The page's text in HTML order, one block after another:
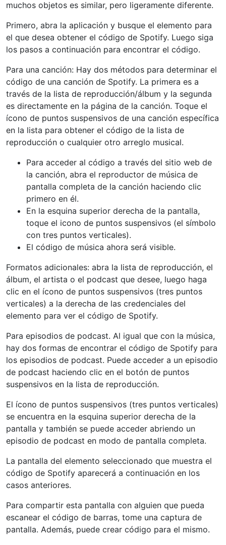
muchos objetos es similar, pero ligeramente diferente.
Primero, abra la aplicación y busque el elemento para
el que desea obtener el código de Spotify. Luego siga
los pasos a continuación para encontrar el código.
Para una canción: Hay dos métodos para determinar el
código de una canción de Spotify. La primera es a
través de la lista de reproducción/álbum y la segunda
es directamente en la página de la canción. Toque el
ícono de puntos suspensivos de una canción específica
en la lista para obtener el código de la lista de
reproducción o cualquier otro arreglo musical.
Para acceder al código a través del sitio web de
la canción, abra el reproductor de música de
pantalla completa de la canción haciendo clic
primero en él.
En la esquina superior derecha de la pantalla,
toque el icono de puntos suspensivos (el símbolo
con tres puntos verticales).
El código de música ahora será visible.
Formatos adicionales: abra la lista de reproducción, el
álbum, el artista o el podcast que desee, luego haga
clic en el ícono de puntos suspensivos (tres puntos
verticales) a la derecha de las credenciales del
elemento para ver el código de Spotify.
Para episodios de podcast. Al igual que con la música,
hay dos formas de encontrar el código de Spotify para
los episodios de podcast. Puede acceder a un episodio
de podcast haciendo clic en el botón de puntos
suspensivos en la lista de reproducción.
El ícono de puntos suspensivos (tres puntos verticales)
se encuentra en la esquina superior derecha de la
pantalla y también se puede acceder abriendo un
episodio de podcast en modo de pantalla completa.
La pantalla del elemento seleccionado que muestra el
código de Spotify aparecerá a continuación en los
casos anteriores.
Para compartir esta pantalla con alguien que pueda
escanear el código de barras, tome una captura de
pantalla. Además, puede crear código para el mismo.